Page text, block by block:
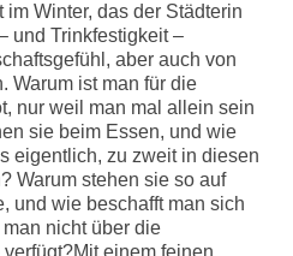
Winter, das der Städterin
und Trinkfestigkeit –
aber auch von
Warum ist man für die
nur weil man mal allein sein
sie beim Essen, und wie
eigentlich, zu zweit in diesen
Warum stehen sie so auf
und wie beschafft man sich
nicht über die